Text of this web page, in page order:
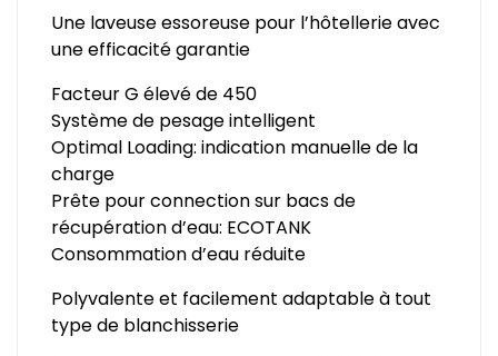
Une laveuse essoreuse pour l’hôtellerie avec
une efficacité garantie
Facteur G élevé de 450
Système de pesage intelligent
Optimal Loading: indication manuelle de la
charge
Prête pour connection sur bacs de
récupération d’eau: ECOTANK
Consommation d’eau réduite
Polyvalente et facilement adaptable à tout
type de blanchisserie